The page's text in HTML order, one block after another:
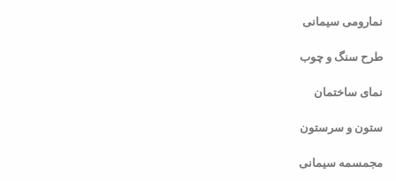
نمارومی سیمانی
طرح سنگ و چوب
نمای ساختمان
ستون و سرستون
مجمسمه سیمانی